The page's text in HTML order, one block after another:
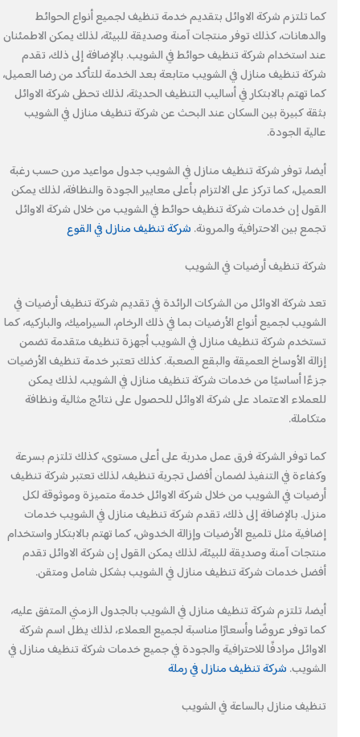
كما تلتزم شركة الاوائل بتقديم خدمة تنظيف لجميع أنواع الحوائط
والدهانات، كذلك توفر منتجات آمنة وصديقة للبيئة، لذلك يمكن الاطمئنان
عند استخدام شركة تنظيف حوائط في الشويب. بالإضافة إلى ذلك، تقدم
شركة تنظيف منازل في الشويب متابعة بعد الخدمة للتأكد من رضا العميل،
كما تهتم بالابتكار في أساليب التنظيف الحديثة، لذلك تحظى شركة الاوائل
بثقة كبيرة بين السكان عند البحث عن شركة تنظيف منازل في الشويب
عالية الجودة.
أيضا، توفر شركة تنظيف منازل في الشويب جدول مواعيد مرن حسب رغبة
العميل، كما تركز على الالتزام بأعلى معايير الجودة والنظافة، لذلك يمكن
القول إن خدمات شركة تنظيف حوائط في الشويب من خلال شركة الاوائل
تجمع بين الاحترافية والمرونة.شركة تنظيف منازل في القوع
شركة تنظيف أرضيات في الشويب
تعد شركة الاوائل من الشركات الرائدة في تقديم شركة تنظيف أرضيات في
الشويب لجميع أنواع الأرضيات بما في ذلك الرخام، السيراميك، والباركيه، كما
تستخدم شركة تنظيف منازل في الشويب أجهزة تنظيف متقدمة تضمن
إزالة الأوساخ العميقة والبقع الصعبة. كذلك تعتبر خدمة تنظيف الأرضيات
جزءًا أساسيًا من خدمات شركة تنظيف منازل في الشويب، لذلك يمكن
للعملاء الاعتماد على شركة الاوائل للحصول على نتائج مثالية ونظافة
متكاملة.
كما توفر الشركة فرق عمل مدربة على أعلى مستوى، كذلك تلتزم بسرعة
وكفاءة في التنفيذ لضمان أفضل تجربة تنظيف، لذلك تعتبر شركة تنظيف
أرضيات في الشويب من خلال شركة الاوائل خدمة متميزة وموثوقة لكل
منزل. بالإضافة إلى ذلك، تقدم شركة تنظيف منازل في الشويب خدمات
إضافية مثل تلميع الأرضيات وإزالة الخدوش، كما تهتم بالابتكار واستخدام
منتجات آمنة وصديقة للبيئة، لذلك يمكن القول إن شركة الاوائل تقدم
أفضل خدمات شركة تنظيف منازل في الشويب بشكل شامل ومتقن.
أيضا، تلتزم شركة تنظيف منازل في الشويب بالجدول الزمني المتفق عليه،
كما توفر عروضًا وأسعارًا مناسبة لجميع العملاء، لذلك يظل اسم شركة
الاوائل مرادفًا للاحترافية والجودة في جميع خدمات شركة تنظيف منازل في
الشويب.شركة تنظيف منازل في رملة
تنظيف منازل بالساعة في الشويب